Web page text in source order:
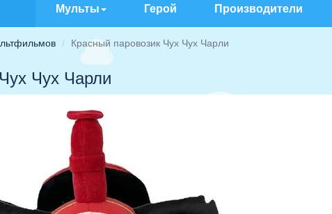
Мульты Герой Производители
Красный паровозик Чух Чух Чарли
Чух Чарли